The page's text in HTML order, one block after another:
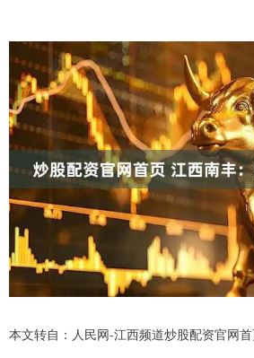
本文转自：人民网-江西频道炒股配资官网